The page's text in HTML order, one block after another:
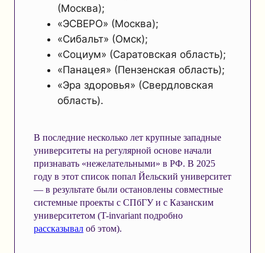
(Москва);
«ЭСВЕРО» (Москва);
«Сибальт» (Омск);
«Социум» (Саратовская область);
«Панацея» (Пензенская область);
«Эра здоровья» (Свердловская
область).
В последние несколько лет крупные западные
университеты на регулярной основе начали
признавать «нежелательными» в РФ. В 2025
году в этот список попал Йельский университет
— в результате были остановлены совместные
системные проекты с СПбГУ и с Казанским
университетом (T-invariant подробно
рассказывалоб этом).